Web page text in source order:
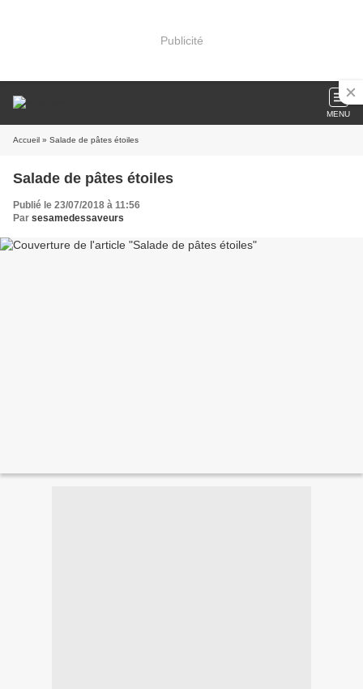
Publicité
MENU
Accueil » Salade de pâtes étoiles
Salade de pâtes étoiles
Publié le 23/07/2018 à 11:56
Par sesamedessaveurs